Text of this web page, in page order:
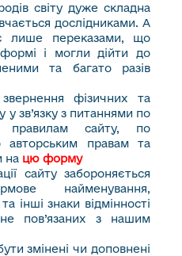
світу дуже складна
дослідниками. А
є лише переказами, що
і могли дійти до
та багато разів
звернення фізичних та
зв’язку з питаннями по
правилам сайту, по
авторським правам та
на цю форму
сайту забороняється
найменування,
інші знаки відмінності
пов’язаних з нашим
змінені чи доповнені